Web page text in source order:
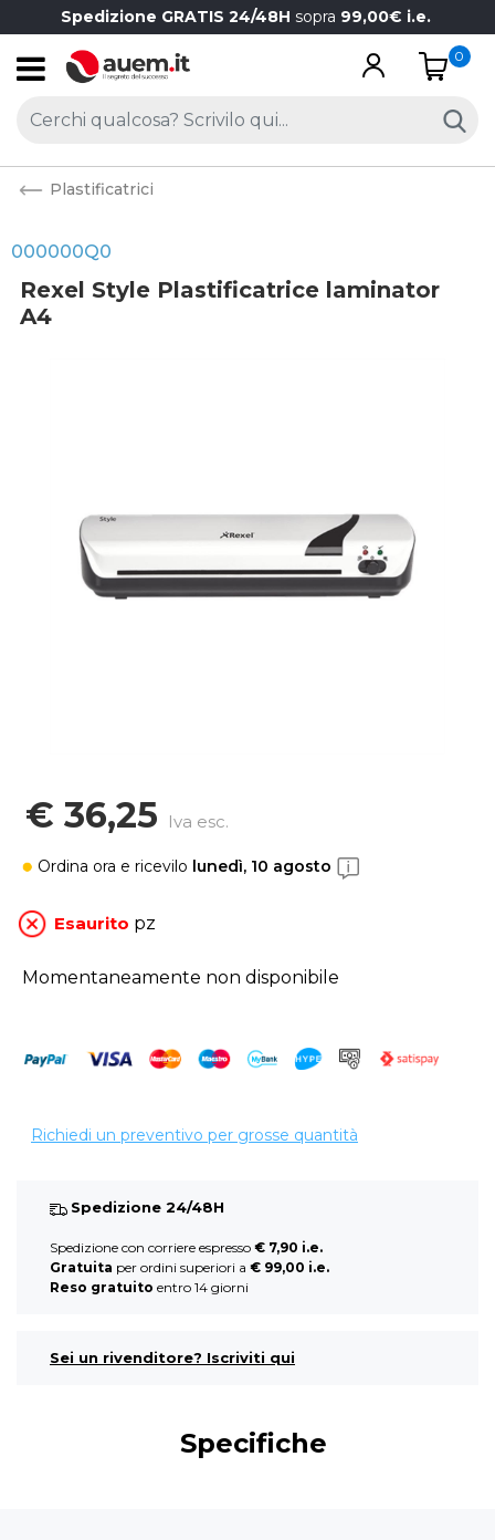
Spedizione GRATIS 24/48H sopra 99,00€ i.e.
Open
0
Plastificatrici
000000Q0
Rexel Style Plastificatrice laminator
A4
€ 36,25 Iva esc.
Ordina ora e ricevilo lunedì, 10 agosto
Esaurito pz
Momentaneamente non disponibile
Richiedi un preventivo per grosse quantità
Spedizione 24/48H
Spedizione con corriere espresso € 7,90 i.e.
Gratuita per ordini superiori a € 99,00 i.e.
Reso gratuito entro 14 giorni
Sei un rivenditore? Iscriviti qui
Specifiche